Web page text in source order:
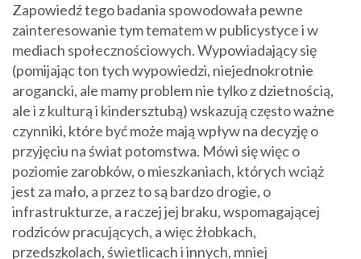
Zapowiedź tego badania spowodowała pewne
zainteresowanie tym tematem w publicystyce i w
mediach społecznościowych. Wypowiadający się
(pomijając ton tych wypowiedzi, niejednokrotnie
arogancki, ale mamy problem nie tylko z dzietnością,
ale i z kulturą i kindersztubą) wskazują często ważne
czynniki, które być może mają wpływ na decyzję o
przyjęciu na świat potomstwa. Mówi się więc o
poziomie zarobków, o mieszkaniach, których wciąż
jest za mało, a przez to są bardzo drogie, o
infrastrukturze, a raczej jej braku, wspomagającej
rodziców pracujących, a więc żłobkach,
przedszkolach, świetlicach i innych, mniej